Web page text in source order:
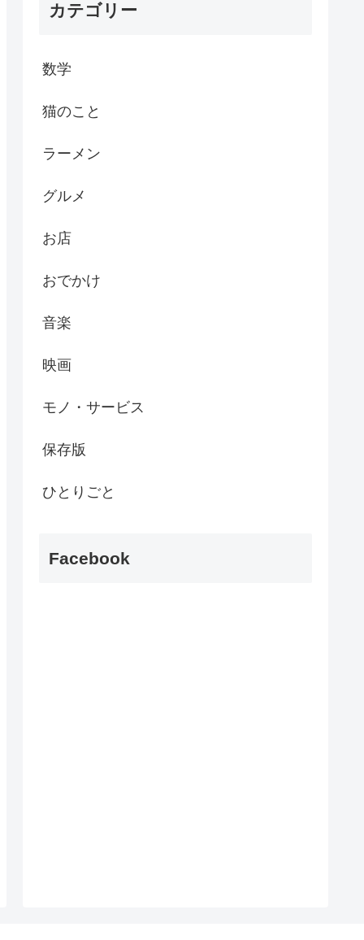
カテゴリー
数学
猫のこと
ラーメン
グルメ
お店
おでかけ
音楽
映画
モノ・サービス
保存版
ひとりごと
Facebook